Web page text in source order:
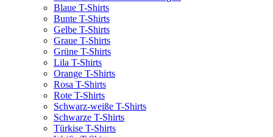
Blaue T-Shirts
Bunte T-Shirts
Gelbe T-Shirts
Graue T-Shirts
Grüne T-Shirts
Lila T-Shirts
Orange T-Shirts
Rosa T-Shirts
Rote T-Shirts
Schwarz-weiße T-Shirts
Schwarze T-Shirts
Türkise T-Shirts